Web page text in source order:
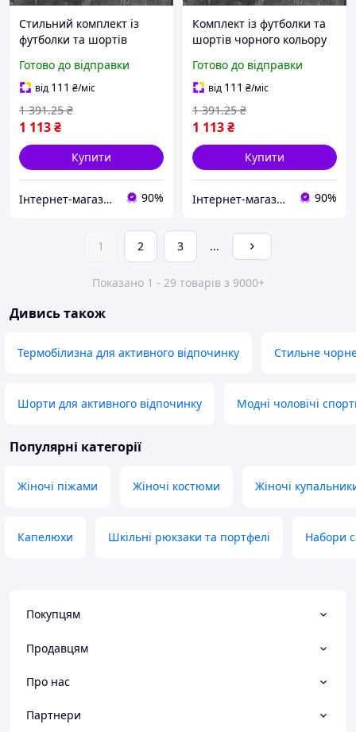
Стильний комплект із
футболки та шортів
унікальним дизайном для
активного відпочинку та
спорту
Готово до відправки
від 111 ₴/міс
1 113₴
1 391.25 ₴
Купити
Інтернет-магазин Look 100 Clothes 90%
Комплект із футболки та
шортів чорного кольору
стильний і зручний для
повсякденного носіння
Готово до відправки
від 111 ₴/міс
1 113₴
1 391.25 ₴
Купити
Інтернет-магазин Look 100 Clothes 90%
1 2 3 ...
Показано 1 - 29 товарів з 9000+
Дивись також
Термобілизна для активного відпочинку Стильне чорне
Шорти для активного відпочинку Модні чоловічі
Популярні категорії
Жіночі піжами Жіночі костюми Жіночі
Капелюхи Шкільні рюкзаки та портфелі Набори
Покупцям
Продавцям
Про нас
Партнери